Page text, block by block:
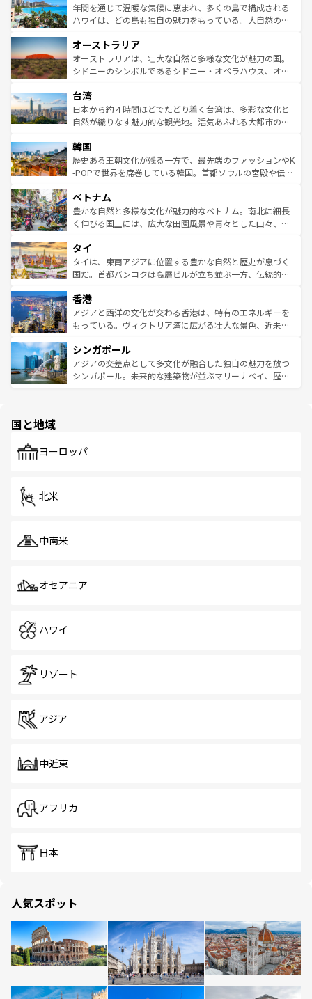
着のスイス情報はコンテンツ一覧 を参照してほしい。
ンメントが詰まった刺激的なスポットだ。一方、アメリカ
西部には大自然が広がり、グランドキャニオンやイエロー
部のニューオーリンズでは、音楽と美食が融合した独特の
文化が魅力。旅行者はアメリカの各地域で異なる魅力を楽
しみながら、その多様性と豊かな歴史を感じることができ
ならではの贅沢な旅のスタイルだ。 なお、新着のアメリカ
情報はコンテンツ一覧を参照してほしい。
年間を通じて温暖な気候に恵まれ、多くの島で構成される
ハワイは、どの島も独自の魅力をもっている。大自然の神
ワイ島は見逃せない。また、定番の観光地といえばオアフ
島だが、静かな自然を求めるならマウイ島やカウアイ島が
おすすめ。エメラルドグリーンに輝く海をはじめ、豊かな
れるおもてなしの心で訪れる人々を迎えてくれるハワイの
人々、おいしいローカルフードやハワイアンミュージッ
ク、伝統的なフラダンスなど、すべてがハワイの魅力を彩
ワイを、存分に味わってほしい。 なお、新着のハワイ情報
はコンテンツ一覧を参照してほしい。
オーストラリア
オーストラリアは、壮大な自然と多様な文化が魅力の国。
シドニーのシンボルであるシドニー・オペラハウス、オー
リアリーフや大陸中央部にそびえるウルル（エアーズロッ
ク）、タスマニアの美しい原生林やケアンズの熱帯雨林な
ど、見どころがたくさん。また、カフェやワイン、オージ
いる。アクティビティも充実しており、サーフィンやダイ
ビング、ハイキングなど、アウトドア好きにはたまらな
い。オーストラリアの多彩な魅力を存分に味わいつくそ
参照してほしい。
台湾
日本から約４時間ほどでたどり着く台湾は、多彩な文化と
自然が織りなす魅力的な観光地。活気あふれる大都市の台
ン）、静ひつな山岳地帯である台湾東部など、都市の喧騒
と山間の静けさが共存しており、訪れる人に新しい発見と
驚きをもたらしてくれる。また、奥深い台湾の食文化も魅
容にもいいと評判のスイーツなど、バラエティ豊かな料理
が味わえる。 なお、新着の台湾情報は コンテンツ一覧を参
照してほしい。
韓国
歴史ある王朝文化が残る一方で、最先端のファッションやK
-POPで世界を席巻している韓国。首都ソウルの宮殿や伝統
き、地方に足を延ばせば四季折々の自然美を楽しむことが
できる。そして、キムチや焼肉、絶品のストリートフード
まで、さまざまな韓国料理が待っている。夜には、韓国な
リティに包まれながら、韓国の多彩な魅力を心ゆくまで味
わってみてほしい。 なお、新着の韓国情報はコンテンツ一
覧を参照してほしい。
ベトナム
豊かな自然と多様な文化が魅力的なベトナム。南北に細長
く伸びる国土には、広大な田園風景や青々とした山々、世
急速な発展と共に伝統が息づく。ハノイの古い町並みやホ
ーチミン市のフランス統治時代の建物も、独特の雰囲気を
醸し出している。また、バラエティの豊かさとおいしさで
とつ。フォーやバインミー、ベトナムコーヒーなどは、ぜ
ひ現地で味わいたい。どの地域を訪れてもあたたかい人々
が旅行者を迎えてくれるので、きっと忘れられない旅にな
参照してほしい。
タイ
タイは、東南アジアに位置する豊かな自然と歴史が息づく
国だ。首都バンコクは高層ビルが立ち並ぶ一方、伝統的な
の活気が交差している。北部ではチェンマイなどの山岳地
帯で自然と触れ合い、南部ではプーケットやクラビの美し
いビーチでリゾート気分を楽しむことができる。タイ料理
激する。気候は一年中温暖で、どの季節にも異なる楽しみ
が待っている。親しみやすいタイの人々、仏教を中心とし
た文化、そして多様な観光資源が、訪れる旅人を魅了し続
香港
アジアと西洋の文化が交わる香港は、特有のエネルギーを
もっている。ヴィクトリア湾に広がる壮大な景色、近未来
み、どこを訪れても感動するはず。観光スポットが密集し
ており、効率よく見どころを回れるのも魅力。息をのむよ
うな絶景から文化的な体験まで、香港を存分に楽しみ尽く
シンガポール
アジアの交差点として多文化が融合した独自の魅力を放つ
シンガポール。未来的な建築物が並ぶマリーナベイ、歴史
で、ホーカーズは地元の風情を楽しめる外せないスポット
国と地域
ヨーロッパ
北米
中南米
オセアニア
ハワイ
リゾート
アジア
中近東
アフリカ
日本
人気スポット